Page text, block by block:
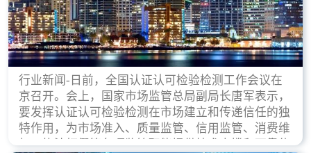
行业新闻-日前，全国认证认可检验检测工作会议在
京召开。会上，国家市场监管总局副局长唐军表示，
要发挥认证认可检验检测在市场建立和传递信任的独
特作用，为市场准入、质量监管、信用监管、消费维
权、执法打假等各项监管职能提供技术支撑和可靠依